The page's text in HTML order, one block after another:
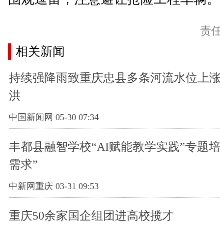
责
相关新闻
持续强降雨致重庆忠县多条河流水位上
洪
中国新闻网 05-30 07:34
丰都县融智学校“AI赋能教学实践”专题
需求”
中新网重庆 03-31 09:53
重庆50余家国企组团进高校揽才